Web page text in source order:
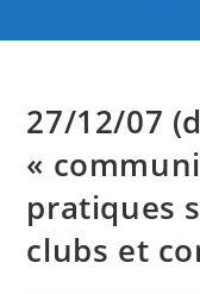
27/12/07
«
pratiques
clubs et